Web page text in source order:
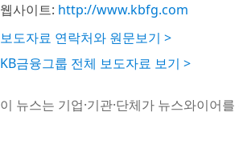
웹사이트: http://www.kbfg.com
보도자료 연락처와 원문보기 >
KB금융그룹 전체 보도자료 보기 >
이 뉴스는 기업·기관·단체가 뉴스와이어